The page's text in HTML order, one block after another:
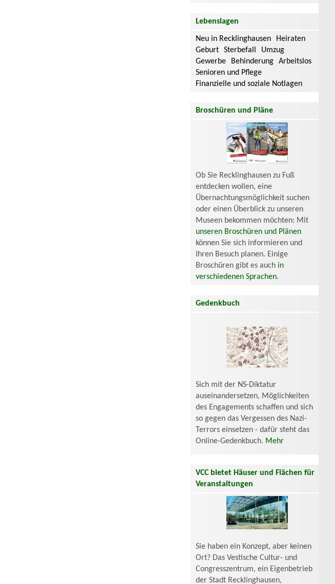
Lebenslagen
Neu in Recklinghausen
Heiraten
Geburt
Sterbefall
Umzug
Gewerbe
Behinderung
Arbeitslos
Senioren und Pflege
Finanzielle und soziale Notlagen
Broschüren und Pläne
Ob Sie Recklinghausen zu Fuß
entdecken wollen, eine
Übernachtungsmöglichkeit suchen
oder einen Überblick zu unseren
Museen bekommen möchten: Mit
unseren Broschüren und Plänen
können Sie sich informieren und
Ihren Besuch planen. Einige
Broschüren gibt es auch in
verschiedenen Sprachen.
Gedenkbuch
Sich mit der NS-Diktatur
auseinandersetzen, Möglichkeiten
des Engagements schaffen und sich
so gegen das Vergessen des Nazi-
Terrors einsetzen - dafür steht das
Online-Gedenkbuch. Mehr
VCC bietet Häuser und Flächen für
Veranstaltungen
Sie haben ein Konzept, aber keinen
Ort? Das Vestische Cultur- und
Congresszentrum, ein Eigenbetrieb
der Stadt Recklinghausen,